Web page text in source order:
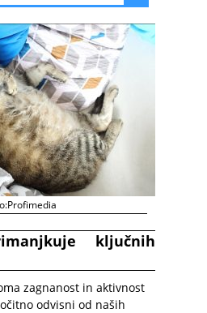
ključnih
zagnanost in aktivnost
odvisni od naših